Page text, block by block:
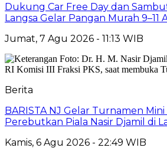
Dukung Car Free Day dan
Langsa Gelar Pangan Murah 9–11
Jumat, 7 Agu 2026 - 11:13 WIB
Berita
BARISTA NJ Gelar Turnamen
Perebutkan Piala Nasir Djamil di
Kamis, 6 Agu 2026 - 22:49 WIB